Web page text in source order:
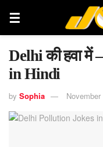
Delhi की हवा में
in Hindi
by Sophia November